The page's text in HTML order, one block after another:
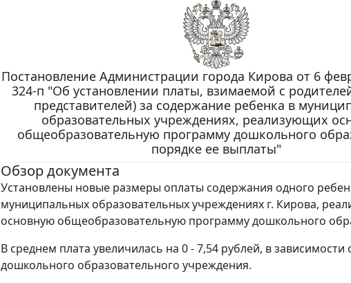
Постановление Администрации города Кирова от 6
324-п "Об установлении платы, взимаемой с
представителей) за содержание ребенка в
образовательных учреждениях, реализующих
общеобразовательную программу дошкольного
порядке ее выплаты"
Обзор документа
Установлены новые размеры оплаты содержания одного
муниципальных образовательных учреждениях г. Кирова,
основную общеобразовательную программу дошкольного
В среднем плата увеличилась на 0 - 7,54 рублей, в зависимости
дошкольного образовательного учреждения.